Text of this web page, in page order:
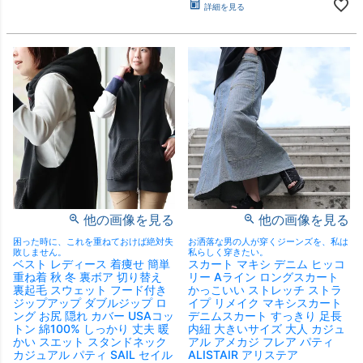
詳細を見る
他の画像を見る
困った時に、これを重ねておけば絶対失
敗しません。
ベスト レディース 着痩せ 簡単
重ね着 秋 冬 裏ボア 切り替え
裏起毛 スウェット フード付き
ジップアップ ダブルジップ ロ
ング お尻 隠れ カバー USAコッ
トン 綿100% しっかり 丈夫 暖
かい スエット スタンドネック
カジュアル パティ SAIL セイル
他の画像を見る
お洒落な男の人が穿くジーンズを、私は
私らしく穿きたい。
スカート マキシ デニム ヒッコ
リー Aライン ロングスカート
かっこいい ストレッチ ストラ
イプ リメイク マキシスカート
デニムスカート すっきり 足長
内紐 大きいサイズ 大人 カジュ
アル アメカジ フレア パティ
ALISTAIR アリステア